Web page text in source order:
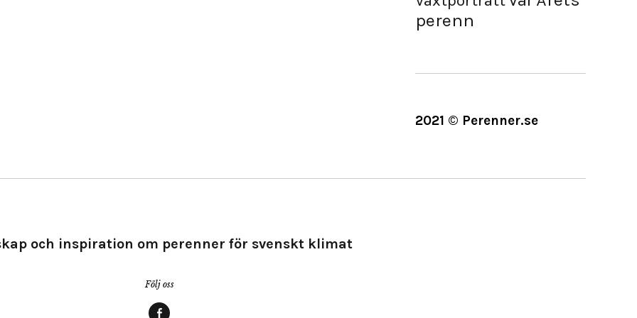
perenn
2021 © Perenner.se
och inspiration om perenner för svenskt klimat
Följ oss